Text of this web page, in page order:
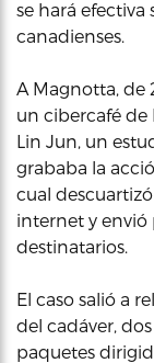
se hará efectiva
canadienses.
A Magnotta, de
un cibercafé de
Lin Jun, un
grababa la
cual
internet y envió
destinatarios.
El caso salió a
del cadáver,
paquetes